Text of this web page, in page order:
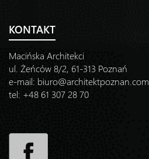
KONTAKT
Macińska Architekci
ul. Żeńców 8/2, 61-313 Poznań
e-mail: biuro@architektpoznan.com
tel: +48 61 307 28 70